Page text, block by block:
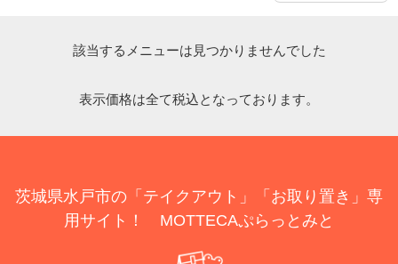
該当するメニューは見つかりませんでした
表示価格は全て税込となっております。
茨城県水戸市の「テイクアウト」「お取り置き」専
用サイト！ MOTTECAぷらっとみと